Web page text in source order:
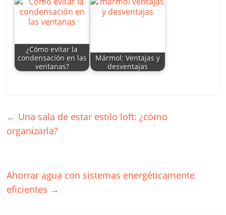
¿Cómo evitar la
condensación en las
ventanas?
Mármol: Ventajas y
desventajas
← Una sala de estar estilo loft: ¿cómo
organizarla?
Ahorrar agua con sistemas energéticamente
eficientes →